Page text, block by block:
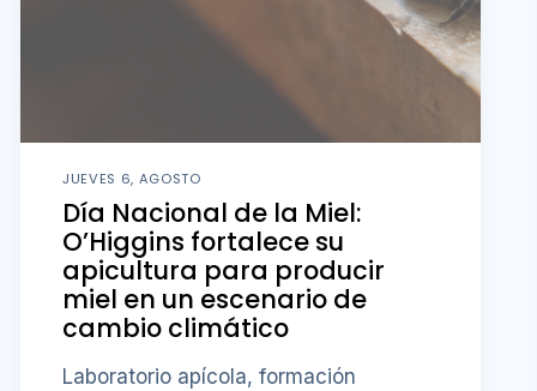
JUEVES 6, AGOSTO
Día Nacional de la Miel:
O’Higgins fortalece su
apicultura para producir
miel en un escenario de
cambio climático
Laboratorio apícola, formación